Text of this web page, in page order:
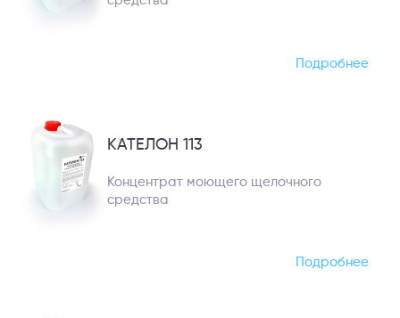
Подробнее
КАТЕЛОН 113
Концентрат моющего щелочного
средства
Подробнее